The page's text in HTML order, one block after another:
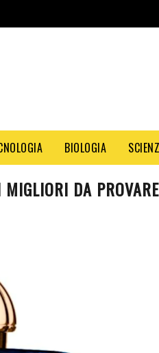
BIOLOGIA
DA PROVARE